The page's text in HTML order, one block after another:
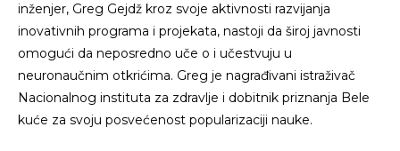
inženjer, Greg Gejdž kroz svoje aktivnosti razvijanja
inovativnih programa i projekata, nastoji da široj javnosti
omogući da neposredno uče o i učestvuju u
neuronaučnim otkrićima. Greg je nagrađivani istraživač
Nacionalnog instituta za zdravlje i dobitnik priznanja Bele
kuće za svoju posvećenost popularizaciji nauke.